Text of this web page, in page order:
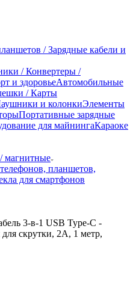
/ Зарядные кабели и
/ Конвертеры /
и здоровьеАвтомобильные
/ Карты
и колонкиЭлементы
Портативные зарядные
для майнингаКараоке
магнитные
планшетов,
для смартфонов
3-в-1 USB Type-C -
скрутки, 2А, 1 метр,